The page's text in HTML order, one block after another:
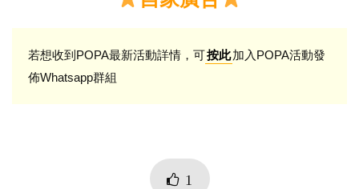
若想收到POPA最新活動詳情，可按此加入POPA活動發
佈Whatsapp群組
1